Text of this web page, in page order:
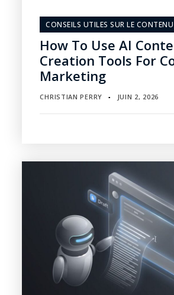
CONSEILS UTILES SUR LE
How To Use AI
Creation Tools For
Marketing
CHRISTIAN PERRY ▪ JUIN 2, 2026